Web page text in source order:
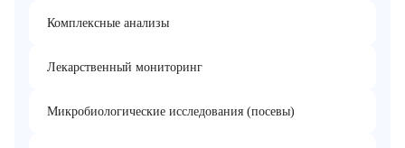
Комплексные анализы
Лекарственный мониторинг
Микробиологические исследования (посевы)